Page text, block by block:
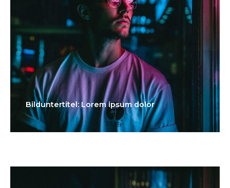
Bilduntertitel: Lorem ipsum dolor